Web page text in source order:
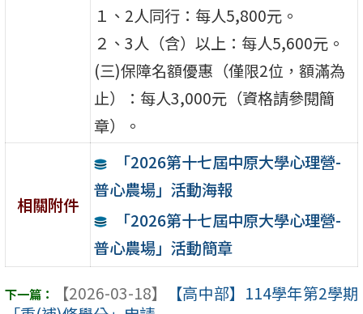
１、2人同行：每人5,800元。
２、3人（含）以上：每人5,600元。
(三)保障名額優惠（僅限2位，額滿為
止）：每人3,000元（資格請參閱簡
章）。
相關附件
「2026第十七屆中原大學心理營-
普心農場」活動海報
「2026第十七屆中原大學心理營-
普心農場」活動簡章
【2026-03-18】
【高中部】114學年第2學期